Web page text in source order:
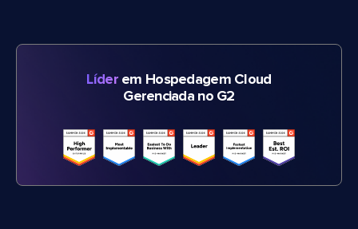
Líderem Hospedagem Cloud
Gerenciada no G2